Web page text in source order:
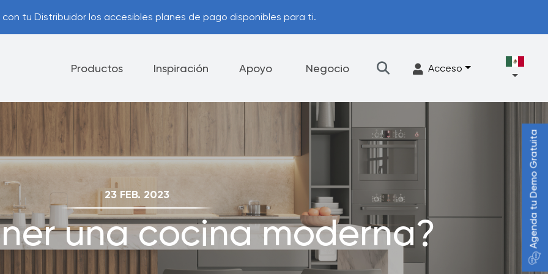
tu Distribuidor los accesibles planes de pago disponibles para ti.
Productos
Cuchillos Accesorios
Inspiración Apoyo
Royal Prestige
de Cancelación
Opciones de Pago
Consejos Útiles
Programa de actualización
Negocio Acceso
23 FEB. 2023
una cocina moderna? Agenda tu Demo Gratuita